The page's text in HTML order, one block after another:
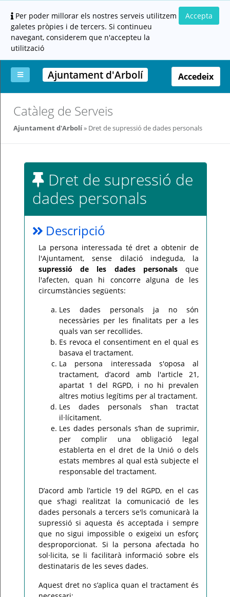
Per poder millorar els nostres serveis utilitzem
galetes pròpies i de tercers. Si continueu
navegant, considerem que n'accepteu la
utilització
Accepta
meva
documentació
ciutadana
administracions)
Ajuntament d'Arbolí Accedeix
Catàleg de Serveis
Ajuntament d'Arbolí Dret de supressió de dades personals
Dret de supressió de
dades personals
Descripció
La persona interessada té dret a obtenir de
l'Ajuntament, sense dilació indeguda, la
supressió de les dades personalsque
l'afecten, quan hi concorre alguna de les
circumstàncies següents:
Les dades personals ja no són
necessàries per les finalitats per a les
quals van ser recollides.
Es revoca el consentiment en el qual es
basava el tractament.
La persona interessada s'oposa al
tractament, d’acord amb l'article 21,
apartat 1 del RGPD, i no hi prevalen
altres motius legítims per al tractament.
Les dades personals s’han tractat
il·lícitament.
Les dades personals s’han de suprimir,
per complir una obligació legal
establerta en el dret de la Unió o dels
estats membres al qual està subjecte el
responsable del tractament.
D’acord amb l’article 19 del RGPD, en el cas
que s'hagi realitzat la comunicació de les
dades personals a tercers se'ls comunicarà la
supressió si aquesta és acceptada i sempre
que no sigui impossible o exigeixi un esforç
desproporcionat. Si la persona afectada ho
sol·licita, se li facilitarà informació sobre els
destinataris de les seves dades.
Aquest dret no s’aplica quan el tractament és